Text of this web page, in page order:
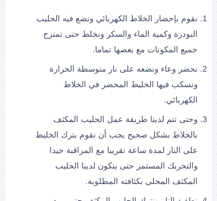
نقوم بإحضار الخلاط الكهربائي ونضع فيه الحليب
البودرة وكمية الماء والسكر ونخلط حتى تمتزج
جميع المكونات مع بعضها تماما.
نحضر وعاء ونضعه على نار متوسطة الحرارة
ونسكب فيها الخليط المحضر في الخلاط
الكهربائي.
وحتى تتم لدينا طريقة عمل الحليب المكثف
بالخلاط بشكل صحيح يجب أن نقوم بترك الخليط
على النار لمدة ساعة تقريبا مع المراقبة جيدا
والتحريك المستمر حتى يتكون لدينا الحليب
المكثف المحلى بكثافته المطلوبة.